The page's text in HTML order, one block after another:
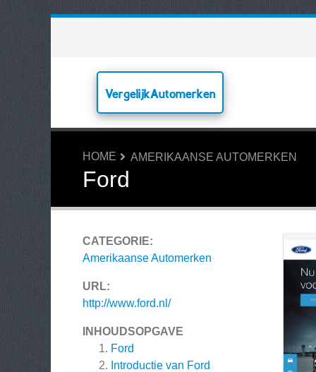
VergelijkAutomerken
HOME AMERIKAANSE AUTOMERKEN
Ford
CATEGORIE:
Amerikaanse Automerken
URL:
http://www.ford.nl/
INHOUDSOPGAVE
Ford
Introductie van Ford